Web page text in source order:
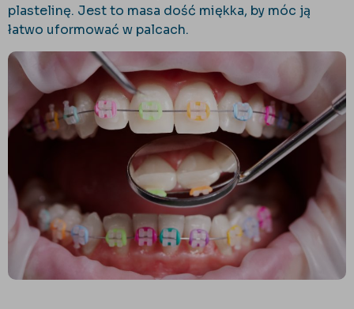
plastelinę. Jest to masa dość miękka, by móc ją
łatwo uformować w palcach.